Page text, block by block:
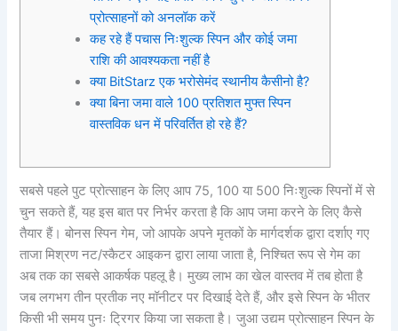
प्रोत्साहनों को अनलॉक करें
कह रहे हैं पचास निःशुल्क स्पिन और कोई जमा
राशि की आवश्यकता नहीं है
क्या BitStarz एक भरोसेमंद स्थानीय कैसीनो है?
क्या बिना जमा वाले 100 प्रतिशत मुफ्त स्पिन
वास्तविक धन में परिवर्तित हो रहे हैं?
सबसे पहले पुट प्रोत्साहन के लिए आप 75, 100 या 500 निःशुल्क स्पिनों में से
चुन सकते हैं, यह इस बात पर निर्भर करता है कि आप जमा करने के लिए कैसे
तैयार हैं। बोनस स्पिन गेम, जो आपके अपने मृतकों के मार्गदर्शक द्वारा दर्शाए गए
ताजा मिश्रण नट/स्कैटर आइकन द्वारा लाया जाता है, निश्चित रूप से गेम का
अब तक का सबसे आकर्षक पहलू है। मुख्य लाभ का खेल वास्तव में तब होता है
जब लगभग तीन प्रतीक नए मॉनीटर पर दिखाई देते हैं, और इसे स्पिन के भीतर
किसी भी समय पुनः ट्रिगर किया जा सकता है। जुआ उद्यम प्रोत्साहन स्पिन के